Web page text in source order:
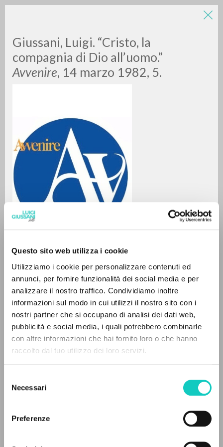
Questo sito web utilizza i cookie
Utilizziamo i cookie per personalizzare contenuti ed
annunci, per fornire funzionalità dei social media e per
analizzare il nostro traffico. Condividiamo inoltre
informazioni sul modo in cui utilizzi il nostro sito con i
nostri partner che si occupano di analisi dei dati web,
pubblicità e social media, i quali potrebbero combinarle
con altre informazioni che hai fornito loro o che hanno
raccolto dal tuo utilizzo dei loro servizi.
delNecessari
Preferenze
Giussani, Luigi. “Cristo, la
compagnia di Dio all’uomo.”
Avvenire, 14 marzo 1982, 5.
Giussani LuigiAuthor
Italian
Avvenire
1982
Pages: 1
READ THE FULL TEXT OF THE AVAILABLE
LUIGI
GIUSSANI
0RESULTS FOUND
MORE RESULTS